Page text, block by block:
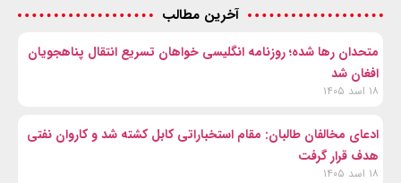
آخرین مطالب
متحدان رها شده؛ روزنامه انگلیسی خواهان تسریع انتقال پناهجویان
افغان شد
۱۸ اسد ۱۴۰۵
ادعای مخالفان طالبان: مقام استخباراتی کابل کشته شد و کاروان نفتی
هدف قرار گرفت
۱۸ اسد ۱۴۰۵